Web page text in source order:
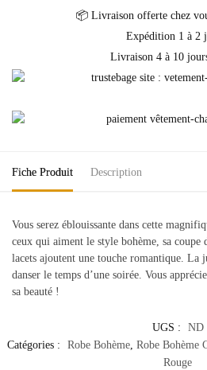
📦 Livraison offerte chez
Expédition 1 à 2
Livraison 4 à 10
Fiche Produit Description
Vous serez éblouissante dans cette
ceux qui aiment le style bohème, sa coupe
lacets ajoutent une touche romantique. La
danser le temps d’une soirée. Vous
sa beauté !
UGS :
ND
Catégories :
Robe Bohème, Robe Bohème
Rouge